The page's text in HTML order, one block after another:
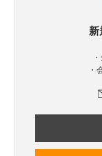
新
・